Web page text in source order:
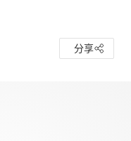
分享